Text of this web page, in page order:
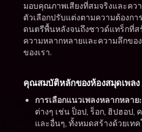
มอบคุณภาพเสียงที่สมจริงและคว
ตัวเลือกปรับแต่งตามความต้องก
ดนตรีพื้นหลังจนถึงซาวด์แทร็กที่ส
ความหลากหลายและความลึกขอ
ของเรา.
คุณสมบัติหลักของห้องสมุดเพลง
การเลือกแนวเพลงหลากหลาย:
ต่างๆ เช่น ป็อป, ร็อก, ฮิปฮอป,
และอื่นๆ, ทั้งหมดสร้างด้วยเท